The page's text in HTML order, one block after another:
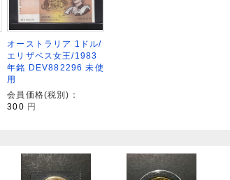
オーストラリア 1ドル/
エリザベス女王/1983
年銘 DEV882296 未使
用
会員価格(税別)：
300 円